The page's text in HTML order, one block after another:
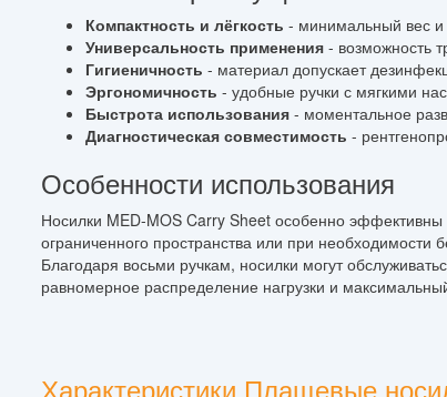
Компактность и лёгкость - минимальный вес
Универсальность применения - возможность
Гигиеничность - материал допускает
Эргономичность - удобные ручки с мягкими
Быстрота использования - моментальное
Диагностическая совместимость -
Особенности использования
Носилки MED-MOS Carry Sheet особенно эффективны
ограниченного пространства или при
Благодаря восьми ручкам, носилки могут
равномерное распределение нагрузки и
Характеристики Плащевые